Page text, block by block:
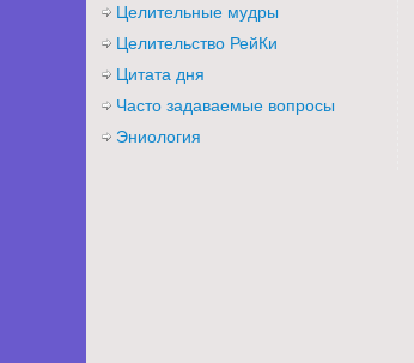
Целительные мудры
Целительство РейКи
Цитата дня
Часто задаваемые вопросы
Эниология